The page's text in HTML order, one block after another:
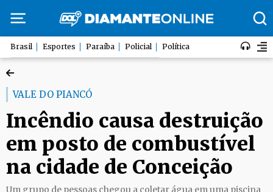
Brasil Esportes Paraíba Policial Política
VALE DO PIANCÓ
Incêndio causa destruição
em posto de combustível
na cidade de Conceição
Um grupo de pessoas chegou a coletar água em uma piscina